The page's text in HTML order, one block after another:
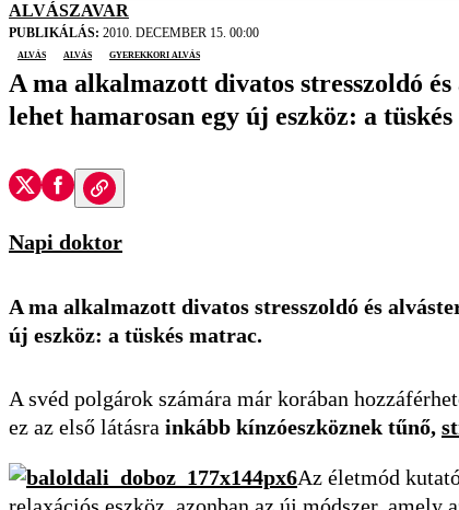
ALVÁSZAVAR
PUBLIKÁLÁS: 2010. DECEMBER 15. 00:00
Alvás
alvás gyerekkori alvás
A ma alkalmazott divatos stresszoldó
lehet hamarosan egy új eszköz: a
Napi doktor
A ma alkalmazott divatos stresszoldó és
új eszköz: a tüskés matrac.
A svéd polgárok számára már korában
ez az első látásra inkább kínzóeszköznek tűnő,
Az életmód